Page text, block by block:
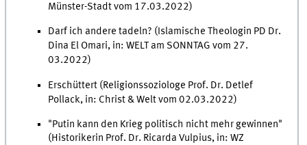
Münster-Stadt vom 17.03.2022)
Darf ich andere tadeln? (Islamische Theologin PD Dr.
Dina El Omari, in: WELT am SONNTAG vom 27.
03.2022)
Erschüttert (Religionssoziologe Prof. Dr. Detlef
Pollack, in: Christ & Welt vom 02.03.2022)
"Putin kann den Krieg politisch nicht mehr gewinnen"
(Historikerin Prof. Dr. Ricarda Vulpius, in: WZ